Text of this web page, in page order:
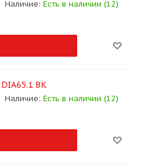
Наличие: Есть в наличии (12)
BK
Наличие: Есть в наличии (12)